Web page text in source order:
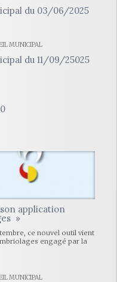
du 03/06/2025
MUNICIPAL
du 11/09/25025
application
»
ce nouvel outil vient
engagé par la
MUNICIPAL